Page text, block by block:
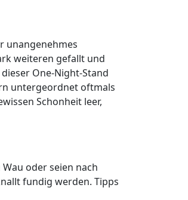
unangenehmes
weiteren gefallt und
One-Night-Stand
untergeordnet oftmals
Schonheit leer,
oder seien nach
fundig werden. Tipps